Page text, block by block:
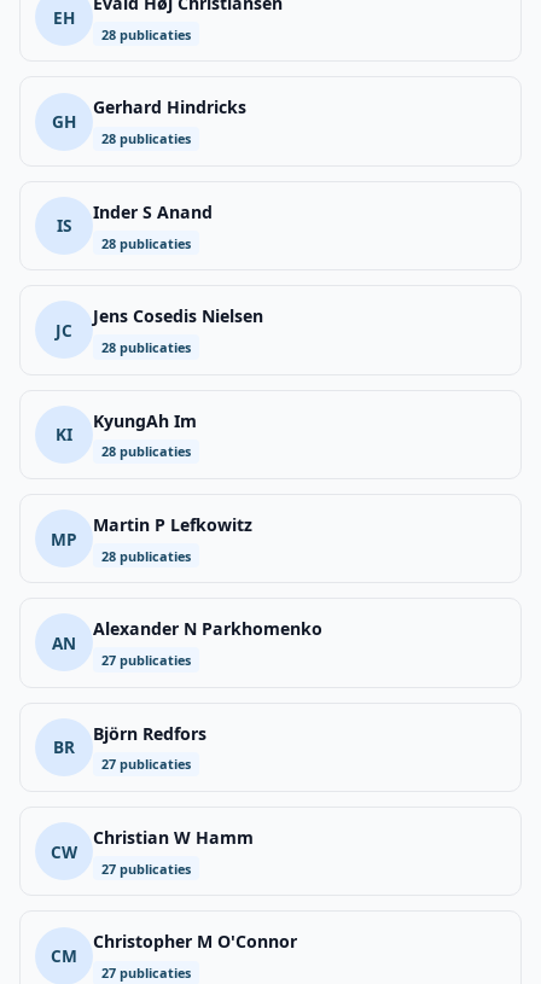
EH
28 publicaties
GH
Gerhard Hindricks
28 publicaties
IS
Inder S Anand
28 publicaties
JC
Jens Cosedis Nielsen
28 publicaties
KI
KyungAh Im
28 publicaties
MP
Martin P Lefkowitz
28 publicaties
AN
Alexander N Parkhomenko
27 publicaties
BR
Björn Redfors
27 publicaties
CW
Christian W Hamm
27 publicaties
CM
Christopher M O'Connor
27 publicaties